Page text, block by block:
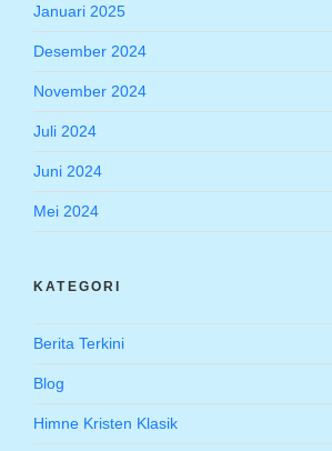
Januari 2025
Desember 2024
November 2024
Juli 2024
Juni 2024
Mei 2024
KATEGORI
Berita Terkini
Blog
Himne Kristen Klasik